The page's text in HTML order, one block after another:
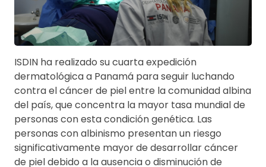
ISDIN ha realizado su cuarta expedición
dermatológica a Panamá para seguir luchando
contra el cáncer de piel entre la comunidad albina
del país, que concentra la mayor tasa mundial de
personas con esta condición genética. Las
personas con albinismo presentan un riesgo
significativamente mayor de desarrollar cáncer
de piel debido a la ausencia o disminución de